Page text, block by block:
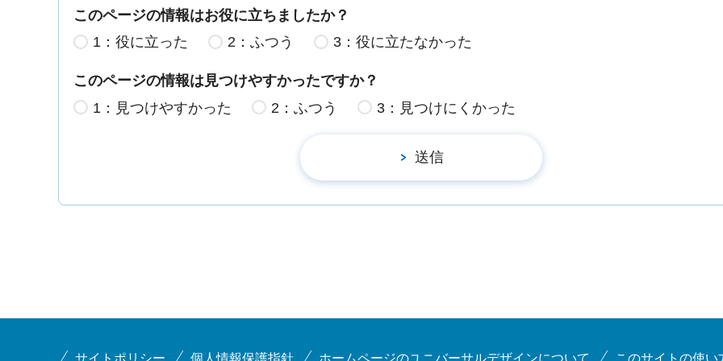
このページの情報はお役に立ちましたか？
1：役に立った
2：ふつう 3：役に立たなかった
このページの情報は見つけやすかったですか？
1：見つけやすかった
2：ふつう 3：見つけにくかった
サイトポリシー 個人情報保護指針 ホームページのユニバーサルデザインについて このサイトの使い